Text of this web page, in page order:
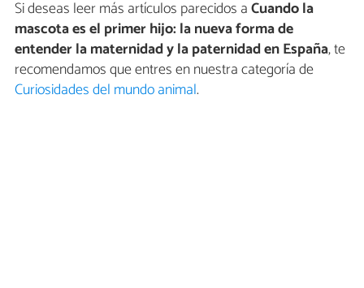
Si deseas leer más artículos parecidos aCuando la
mascota es el primer hijo: la nueva forma de
entender la maternidad y la paternidad en España, te
recomendamos que entres en nuestra categoría de
Curiosidades del mundo animal.